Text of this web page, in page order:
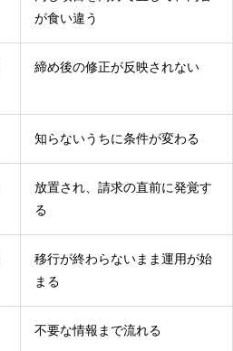
が食い違う
締め後の修正が反映されない
知らないうちに条件が変わる
放置され、請求の直前に発覚す
る
移行が終わらないまま運用が始
まる
不要な情報まで流れる